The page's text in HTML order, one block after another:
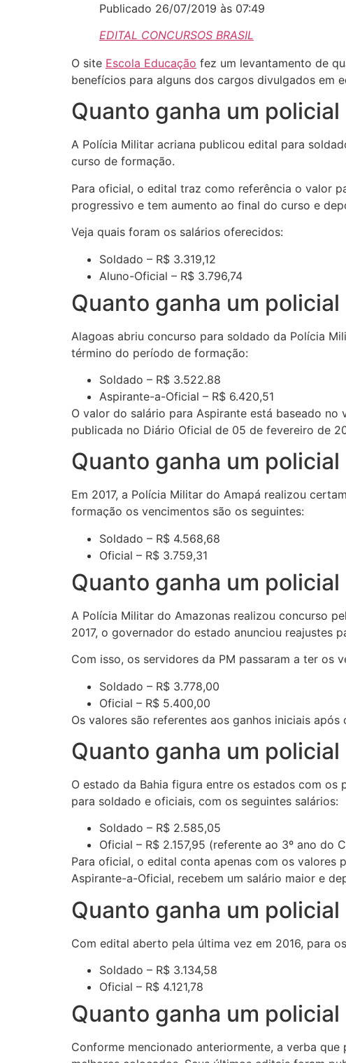
Publicado 26/07/2019 às 07:49
EDITAL CONCURSOS BRASIL
O site Escola Educação fez um levantamento de
benefícios para alguns dos cargos divulgados em
Quanto ganha um
A Polícia Militar acriana publicou edital para
curso de formação.
Para oficial, o edital traz como referência o valor
progressivo e tem aumento ao final do curso e
Veja quais foram os salários oferecidos:
Soldado – R$ 3.319,12
Aluno-Oficial – R$ 3.796,74
Quanto ganha um
Alagoas abriu concurso para soldado da Polícia
término do período de formação:
Soldado – R$ 3.522.88
Aspirante-a-Oficial – R$ 6.420,51
O valor do salário para Aspirante está baseado
publicada no Diário Oficial de 05 de fevereiro de
Quanto ganha um
Em 2017, a Polícia Militar do Amapá realizou
formação os vencimentos são os seguintes:
Soldado – R$ 4.568,68
Oficial – R$ 3.759,31
Quanto ganha um
A Polícia Militar do Amazonas realizou concurso
2017, o governador do estado anunciou reajustes
Com isso, os servidores da PM passaram a ter os
Soldado – R$ 3.778,00
Oficial – R$ 5.400,00
Os valores são referentes aos ganhos iniciais
Quanto ganha um
O estado da Bahia figura entre os estados com
para soldado e oficiais, com os seguintes salários:
Soldado – R$ 2.585,05
Oficial – R$ 2.157,95 (referente ao 3º ano do
Para oficial, o edital conta apenas com os valores
Aspirante-a-Oficial, recebem um salário maior e
Quanto ganha um
Com edital aberto pela última vez em 2016, para
Soldado – R$ 3.134,58
Oficial – R$ 4.121,78
Quanto ganha um
Conforme mencionado anteriormente, a verba